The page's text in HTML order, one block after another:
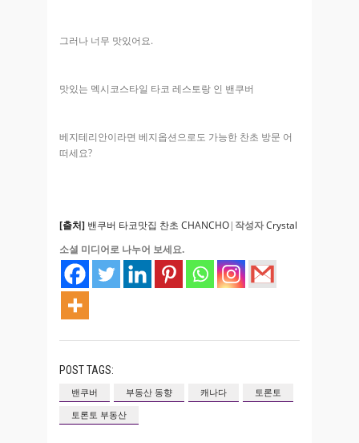
그러나 너무 맛있어요.
맛있는 멕시코스타일 타코 레스토랑 인 밴쿠버
베지테리안이라면 베지옵션으로도 가능한 찬초 방문 어
떠세요?
[출처] 밴쿠버 타코맛집 찬초 CHANCHO| 작성자Crystal
소셜 미디어로 나누어 보세요.
POST TAGS:
밴쿠버 부동산 동향 캐나다
토론토
토론토 부동산